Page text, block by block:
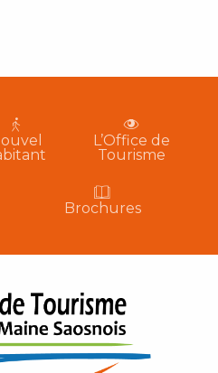
L’Office de
Tourisme
Brochures